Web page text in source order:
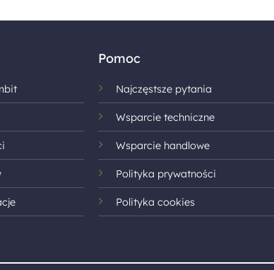
Pomoc
Najczęstsze pytania
Wsparcie techniczne
Wsparcie handlowe
Polityka prywatności
Polityka cookies